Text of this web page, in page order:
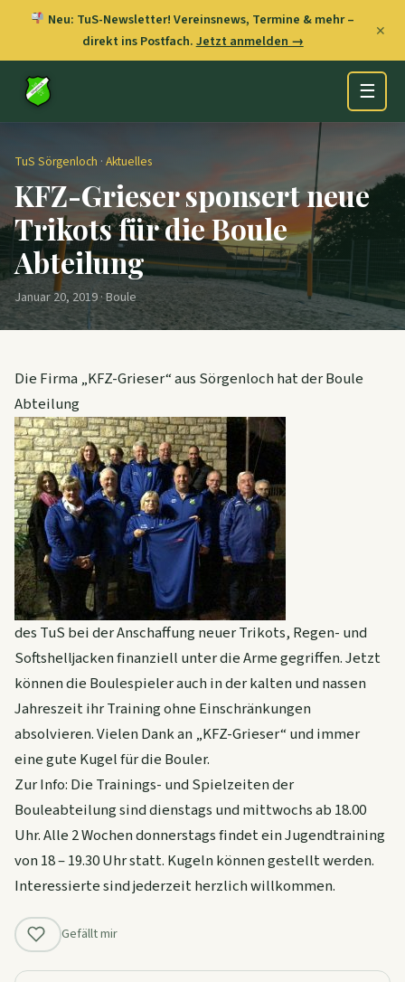
Neu: TuS-Newsletter! Vereinsnews, Termine & mehr –
direkt ins Postfach.Jetzt anmelden →
✕
☰
TuS Sörgenloch · Aktuelles
KFZ-Grieser sponsert neue
Trikots für die Boule
Abteilung
Januar 20, 2019 · Boule
Die Firma „KFZ-Grieser“ aus Sörgenloch hat der Boule
Abteilung
des TuS bei der Anschaffung neuer Trikots, Regen- und
Softshelljacken finanziell unter die Arme gegriffen. Jetzt
können die Boulespieler auch in der kalten und nassen
Jahreszeit ihr Training ohne Einschränkungen
absolvieren. Vielen Dank an „KFZ-Grieser“ und immer
eine gute Kugel für die Bouler.
Zur Info: Die Trainings- und Spielzeiten der
Bouleabteilung sind dienstags und mittwochs ab 18.00
Uhr. Alle 2 Wochen donnerstags findet ein Jugendtraining
von 18 – 19.30 Uhr statt. Kugeln können gestellt werden.
Interessierte sind jederzeit herzlich willkommen.
Gefällt mir